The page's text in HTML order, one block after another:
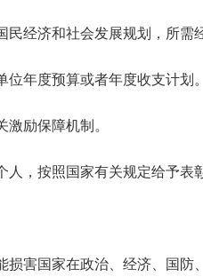
经济和社会发展规划，所需
年度预算或者年度收支计划。
励保障机制。
，按照国家有关规定给予表
害国家在政治、经济、国防